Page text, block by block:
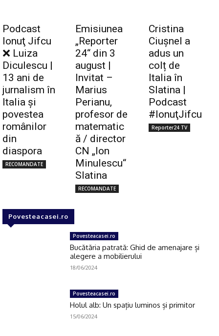
Podcast
Ionuţ Jifcu
❌ Luiza
Diculescu |
13 ani de
jurnalism în
Italia și
povestea
românilor
din
diaspora
RECOMANDATE
Emisiunea
„Reporter
24“ din 3
august |
Invitat –
Marius
Perianu,
profesor de
matematic
ă / director
CN „Ion
Minulescu“
Slatina
RECOMANDATE
Cristina
Ciuşnel a
adus un
colț de
Italia în
Slatina |
Podcast
#IonuţJifcu
Reporter24 TV
Povesteacasei.ro
Povesteacasei.ro
Bucătăria patrată: Ghid de amenajare și
alegere a mobilierului
18/06/2024
Povesteacasei.ro
Holul alb: Un spațiu luminos și primitor
15/06/2024